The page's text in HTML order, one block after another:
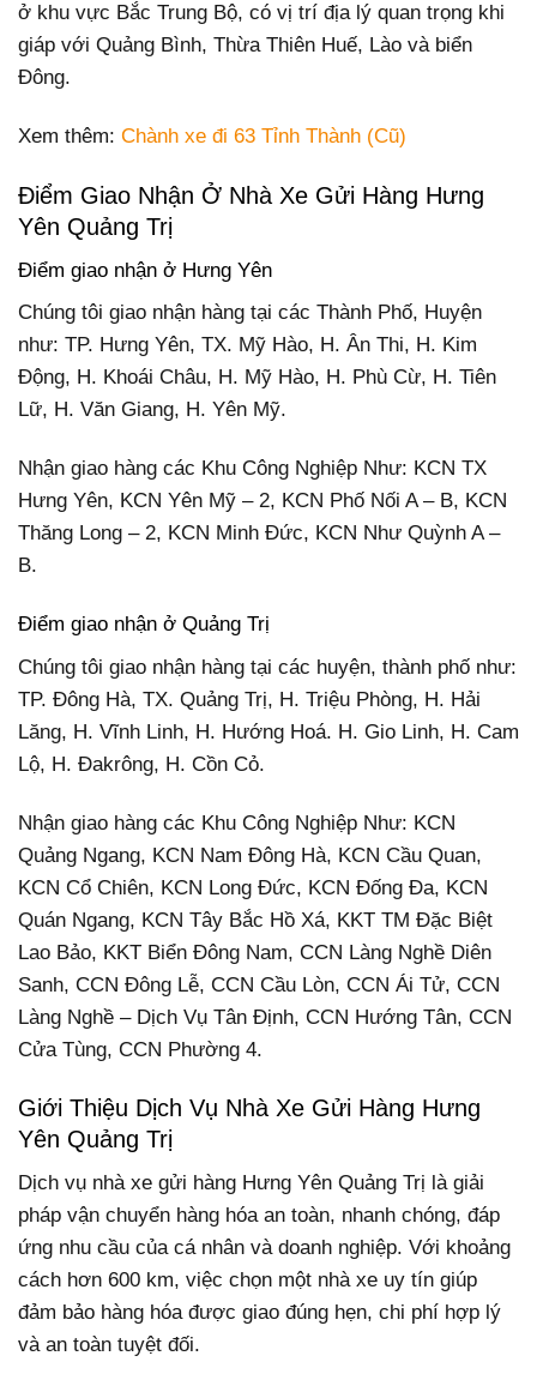
ở khu vực Bắc Trung Bộ, có vị trí địa lý quan trọng khi
giáp với Quảng Bình, Thừa Thiên Huế, Lào và biển
Đông.
Xem thêm: Chành xe đi 63 Tỉnh Thành (Cũ)
Điểm Giao Nhận Ở Nhà Xe Gửi Hàng Hưng
Yên Quảng Trị
Điểm giao nhận ở Hưng Yên
Chúng tôi giao nhận hàng tại các Thành Phố, Huyện
như: TP. Hưng Yên, TX. Mỹ Hào, H. Ân Thi, H. Kim
Động, H. Khoái Châu, H. Mỹ Hào, H. Phù Cừ, H. Tiên
Lữ, H. Văn Giang, H. Yên Mỹ.
Nhận giao hàng các Khu Công Nghiệp Như: KCN TX
Hưng Yên, KCN Yên Mỹ – 2, KCN Phố Nối A – B, KCN
Thăng Long – 2, KCN Minh Đức, KCN Như Quỳnh A –
B.
Điểm giao nhận ở Quảng Trị
Chúng tôi giao nhận hàng tại các huyện, thành phố như:
TP. Đông Hà, TX. Quảng Trị, H. Triệu Phòng, H. Hải
Lăng, H. Vĩnh Linh, H. Hướng Hoá. H. Gio Linh, H. Cam
Lộ, H. Đakrông, H. Cồn Cỏ.
Nhận giao hàng các Khu Công Nghiệp Như: KCN
Quảng Ngang, KCN Nam Đông Hà, KCN Cầu Quan,
KCN Cổ Chiên, KCN Long Đức, KCN Đống Đa, KCN
Quán Ngang, KCN Tây Bắc Hồ Xá, KKT TM Đặc Biệt
Lao Bảo, KKT Biển Đông Nam, CCN Làng Nghề Diên
Sanh, CCN Đông Lễ, CCN Cầu Lòn, CCN Ái Tử, CCN
Làng Nghề – Dịch Vụ Tân Định, CCN Hướng Tân, CCN
Cửa Tùng, CCN Phường 4.
Giới Thiệu Dịch Vụ Nhà Xe Gửi Hàng Hưng
Yên Quảng Trị
Dịch vụ nhà xe gửi hàng Hưng Yên Quảng Trị là giải
pháp vận chuyển hàng hóa an toàn, nhanh chóng, đáp
ứng nhu cầu của cá nhân và doanh nghiệp. Với khoảng
cách hơn 600 km, việc chọn một nhà xe uy tín giúp
đảm bảo hàng hóa được giao đúng hẹn, chi phí hợp lý
và an toàn tuyệt đối.